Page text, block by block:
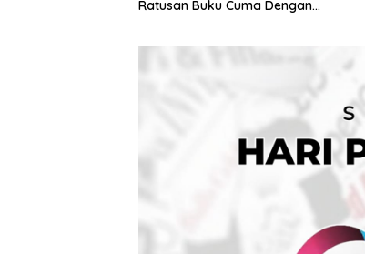
Ratusan Buku Cuma Dengan